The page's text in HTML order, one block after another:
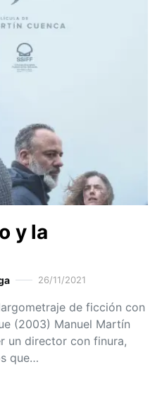
y la
26/11/2021
de ficción con
(2003) Manuel Martín
un director con finura,
que…